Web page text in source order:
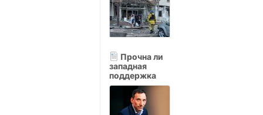
Прочна ли
западная
поддержка